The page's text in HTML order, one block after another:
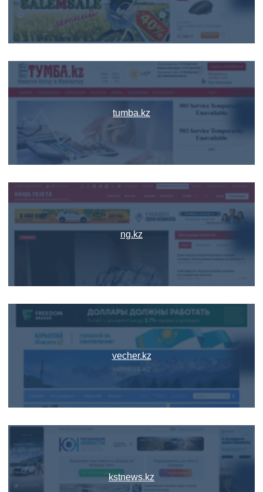
tumba.kz
ng.kz
vecher.kz
kstnews.kz